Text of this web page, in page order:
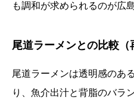
も調和が求められるのが広
尾道ラーメンとの比較（
尾道ラーメンは透明感のあ
り、魚介出汁と背脂のバラ